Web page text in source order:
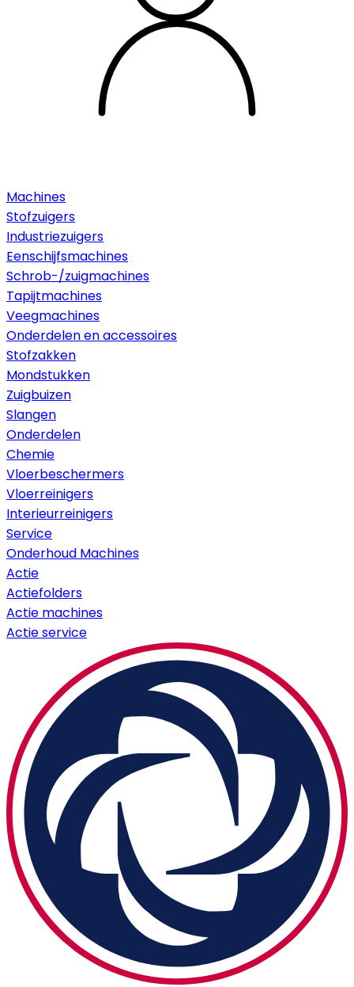
Machines
Stofzuigers
Industriezuigers
Eenschijfsmachines
Schrob-/zuigmachines
Tapijtmachines
Veegmachines
Onderdelen en accessoires
Stofzakken
Mondstukken
Zuigbuizen
Slangen
Onderdelen
Chemie
Vloerbeschermers
Vloerreinigers
Interieurreinigers
Service
Onderhoud Machines
Actie
Actiefolders
Actie machines
Actie service